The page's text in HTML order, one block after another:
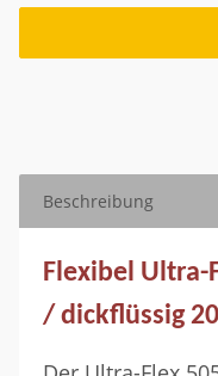
Beschreibung
Flexibel Ultra-
/ dickflüssig